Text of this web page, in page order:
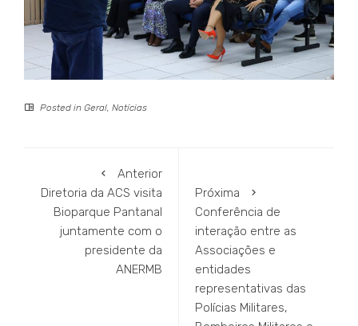
Posted in Geral, Notícias
Anterior
Diretoria da ACS visita
Bioparque Pantanal
juntamente com o
presidente da
ANERMB
Próxima
Conferência de
interação entre as
Associações e
entidades
representativas das
Polícias Militares,